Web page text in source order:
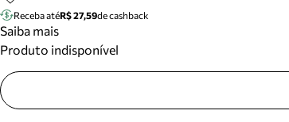
Receba atéR$ 27,59de cashback
Saiba mais
Produto indisponível